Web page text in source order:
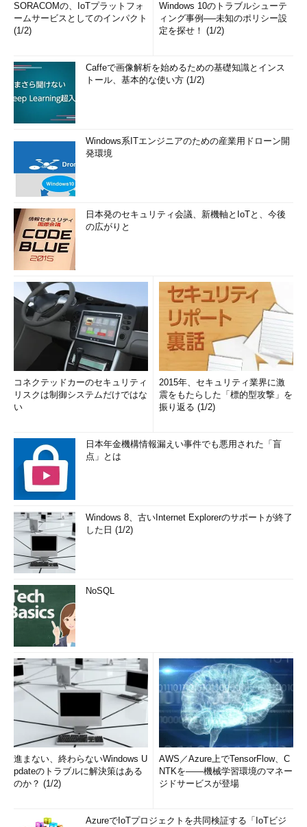
SORACOMの、IoTプラットフォ
ームサービスとしてのインパクト
(1/2)
Windows 10のトラブルシューテ
ィング事例──未知のポリシー設
定を探せ！ (1/2)
Caffeで画像解析を始めるための基礎知識とインス
トール、基本的な使い方 (1/2)
Windows系ITエンジニアのための産業用ドローン開
発環境
日本発のセキュリティ会議、新機軸とIoTと、今後
の広がりと
コネクテッドカーのセキュリティ
リスクは制御システムだけではな
い
2015年、セキュリティ業界に激
震をもたらした「標的型攻撃」を
振り返る (1/2)
日本年金機構情報漏えい事件でも悪用された「盲
点」とは
Windows 8、古いInternet Explorerのサポートが終了
した日 (1/2)
NoSQL
進まない、終わらないWindows U
pdateのトラブルに解決策はある
のか？ (1/2)
AWS／Azure上でTensorFlow、C
NTKを――機械学習環境のマネー
ジドサービスが登場
AzureでIoTプロジェクトを共同検証する「IoTビジ